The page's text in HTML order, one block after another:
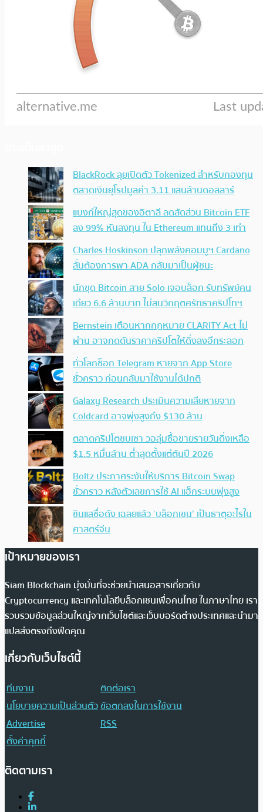
BlackRock ลุยเปิดตัว Tokenized สำหรับกองทุน
ตลาดเงินยุโรปมูลค่า 3.11 แสนล้านดอลลาร์
แบงก์ใหญ่สุดของอิตาลี ลดสัดส่วน Bitcoin ETF
ลง 99% หันลงทุน ใน Ethereum แทนถึง 3 เท่า
Charles Hoskinson ปลุกพลังคอมมูฯ Cardano
ลั่นต้องการพา ADA กลับมาเป็นผู้ชนะ
นักขุด Bitcoin สาย Solo เจอบล็อก รับทรัพย์คน
เดียว 6.6 ล้านบาท ไม่สนวิกฤตศรัทธาคริปโทฯ
Bernstein เตือนหากกฎหมาย CLARITY Act ไม่
ผ่าน อาจกดดันราคาคริปโตให้ดิ่งลงอีกระลอก
ทั่วโลกช็อก Telegram หายจาก App Store
ชั่วคราว ก่อนกลับมาใช้งานได้ปกติ
Galaxy Research ประเมินความเสียหายจาก
Coldcard อาจพุ่งสูงถึง $130 ล้าน
ตลาดคริปโตซบเซา วอลุ่มซื้อขายรายวันดิ่งเหลือ
$1.5 หมื่นล้าน ต่ำสุดตั้งแต่ต้นปี 2026
Boltz ประกาศระงับให้บริการ Bitcoin Swap
ชั่วคราว หลังตัวเลขการใช้ AI แฮ็กระบบพุ่งสูง
ซินแสชื่อดัง เฉลยแล้ว ‘บล็อกเชน’ เป็นธาตุอะไรใน
ศาสตร์จีน
เป้าหมายของเรา
Siam Blockchain มุ่งมั่นที่จะช่วยนำเสนอสารเกี่ยวกับ
Cryptocurrency และเทคโนโลยีบล็อกเชนเพื่อคนไทย ในภาษาไทย เรา
รวบรวมข้อมูลส่วนใหญ่จากเว็บไซต์และเว็บบอร์ดต่างประเทศและนำมา
แปลส่งตรงถึงฟีดคุณ
เกี่ยวกับเว็บไซต์นี้
ทีมงาน
ติดต่อเรา
นโยบายความเป็นส่วนตัวข้อตกลงในการใช้งาน
Advertise
RSS
ตั้งค่าคุกกี้
ติดตามเรา